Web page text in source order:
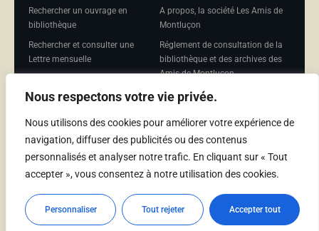
Nous respectons votre vie privée.
Nous utilisons des cookies pour améliorer votre expérience de
navigation, diffuser des publicités ou des contenus
personnalisés et analyser notre trafic. En cliquant sur « Tout
accepter », vous consentez à notre utilisation des cookies.
Personnaliser Tout rejeter Accepter tout
Rechercher un ouvrage en
bibliothèque
Rechercher et consulter une
Lettre mensuelle
mensuelle
A propos, la société Les Amis de
Montluçon
Réglement de consultation de la
bibliothèque et des archives des
Amis de Montluçon
Mentions légales
Adhérer